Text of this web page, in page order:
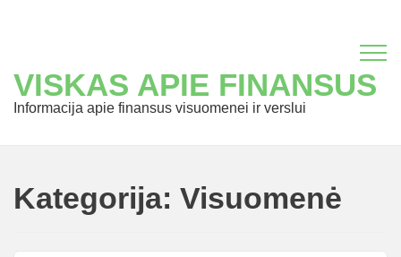
VISKAS APIE FINANSUS
Informacija apie finansus visuomenei ir verslui
Kategorija: Visuomenė